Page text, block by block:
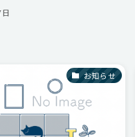
お知らせ